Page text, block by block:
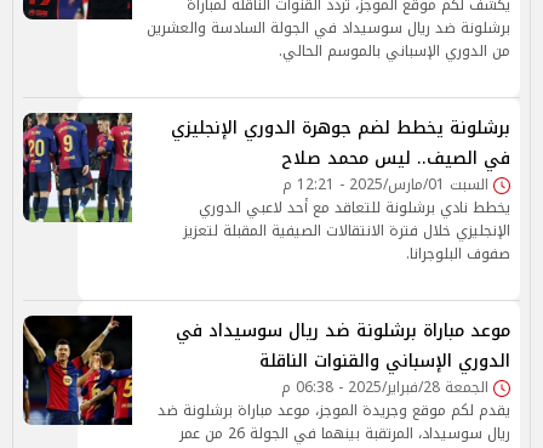
برشلونة ضد ريال سوسيداد في الجولة السادسة والعشرين
من الدوري الإسباني بالموسم الحالي.
برشلونة يخطط لضم جوهرة الدوري الإنجليزي
في الصيف.. ليس محمد صلاح
السبت 01/مارس/2025 - 12:21 م
يخطط نادي برشلونة للتعاقد مع أحد لاعبي الدوري
الإنجليزي خلال فترة الانتقالات الصيفية المقبلة لتعزيز
صفوف البلوجرانا.
موعد مباراة برشلونة ضد ريال سوسيداد في
الدوري الإسباني والقنوات الناقلة
الجمعة 28/فبراير/2025 - 06:38 م
يقدم لكم موقع وجريدة الموجز، موعد مباراة برشلونة ضد
ريال سوسيداد، المرتقبة بينهما في الجولة 26 من عمر